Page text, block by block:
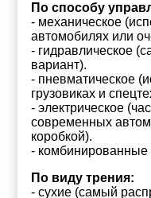
По способу
- механическое
автомобилях или
- гидравлическое
вариант).
- пневматическое
грузовиках и
- электрическое
современных
коробкой).
- комбинированные
По виду трения:
- сухие (самый